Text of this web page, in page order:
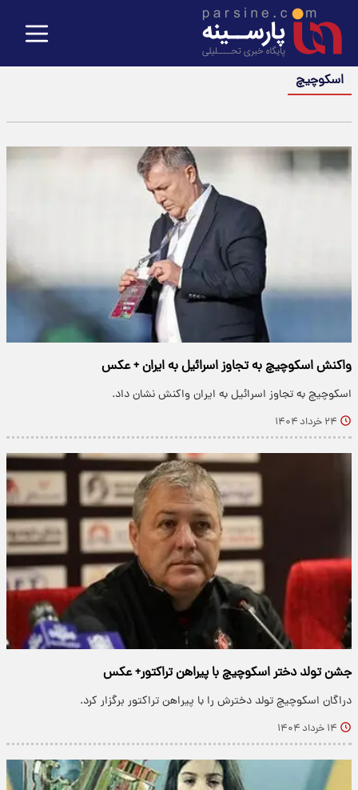
اسکوچیچ
واکنش اسکوچیچ به تجاوز اسرائیل به ایران + عکس
اسکوچیچ به تجاوز اسرائیل به ایران واکنش نشان داد.
۲۴ خرداد ۱۴۰۴
جشن تولد دختر اسکوچیچ با پیراهن تراکتور+ عکس
دراگان اسکوچیچ تولد دخترش را با پیراهن تراکتور برگزار کرد.
۱۴ خرداد ۱۴۰۴